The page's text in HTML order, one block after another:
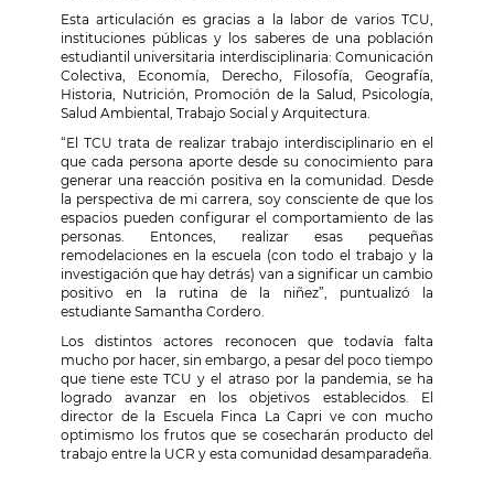
Esta articulación es gracias a la labor de varios TCU,
instituciones públicas y los saberes de una población
estudiantil universitaria interdisciplinaria: Comunicación
Colectiva, Economía, Derecho, Filosofía, Geografía,
Historia, Nutrición, Promoción de la Salud, Psicología,
Salud Ambiental, Trabajo Social y Arquitectura.
“El TCU trata de realizar trabajo interdisciplinario en el
que cada persona aporte desde su conocimiento para
generar una reacción positiva en la comunidad. Desde
la perspectiva de mi carrera, soy consciente de que los
espacios pueden configurar el comportamiento de las
personas. Entonces, realizar esas pequeñas
remodelaciones en la escuela (con todo el trabajo y la
investigación que hay detrás) van a significar un cambio
positivo en la rutina de la niñez”, puntualizó la
estudiante Samantha Cordero.
Los distintos actores reconocen que todavía falta
mucho por hacer, sin embargo, a pesar del poco tiempo
que tiene este TCU y el atraso por la pandemia, se ha
logrado avanzar en los objetivos establecidos. El
director de la Escuela Finca La Capri ve con mucho
optimismo los frutos que se cosecharán producto del
trabajo entre la UCR y esta comunidad desamparadeña.